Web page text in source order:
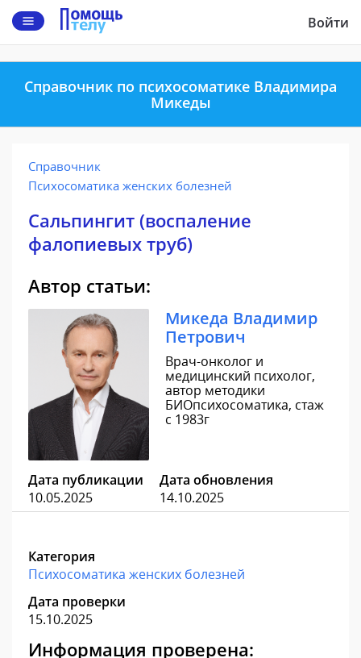
Войти
Справочник по психосоматике Владимира
Микеды
Справочник
Психосоматика женских болезней
Сальпингит (воспаление
фалопиевых труб)
Автор статьи:
Микеда Владимир
Петрович
Врач-онколог и
медицинский психолог,
автор методики
БИОпсихосоматика, стаж
с 1983г
Дата публикации
10.05.2025
Дата обновления
14.10.2025
Категория
Психосоматика женских болезней
Дата проверки
15.10.2025
Информация проверена: